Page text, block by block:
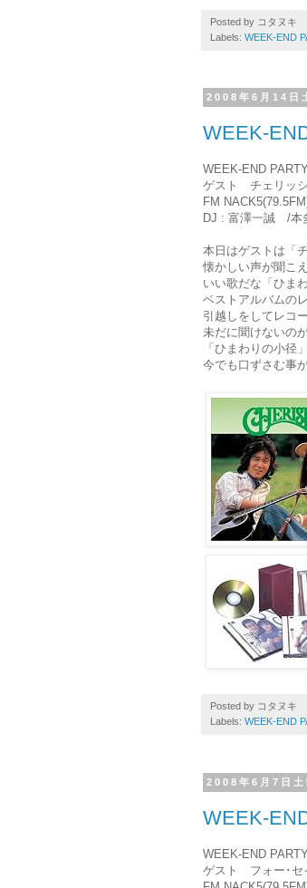
Posted by コタヌキ
Labels: WEEK-END
2008年6月14日
WEEK-
WEEK-END
ゲスト チェリッ
FM
DJ : 富澤一誠 /本
本日はゲストは「
懐かしい声が聞こ
いい歌だな「ひま
ベストアルバムの
引越しをしてレコ
未だに聞けないの
「ひまわりの小径
今でも口ずさむ事
Posted by コタヌキ
Labels: WEEK-END
2008年6月7日土
WEEK-
WEEK-END
ゲスト フォー･セ